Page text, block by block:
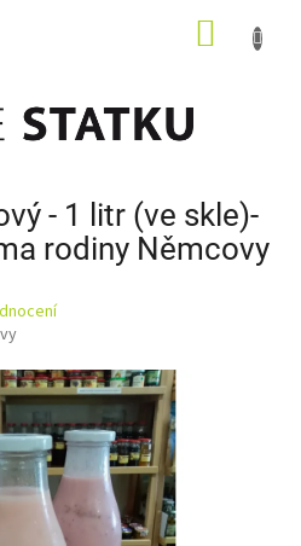
- 1 litr (ve skle)-
rodiny Němcovy